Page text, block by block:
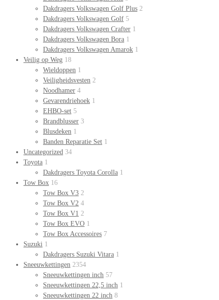
Dakdragers Volkswagen Golf Plus 2
Dakdragers Volkswagen Golf 5
Dakdragers Volkswagen Crafter 1
Dakdragers Volkswagen Bora 1
Dakdragers Volkswagen Amarok 1
Veilig op Weg 18
Wieldoppen 1
Veiligheidsvesten 2
Noodhamer 4
Gevarendriehoek 1
EHBO-set 5
Brandblusser 3
Blusdeken 1
Banden Reparatie Set 1
Uncategorized 34
Toyota 1
Dakdragers Toyota Corolla 1
Tow Box 16
Tow Box V3 2
Tow Box V2 4
Tow Box V1 2
Tow Box EVO 1
Tow Box Accessoires 7
Suzuki 1
Dakdragers Suzuki Vitara 1
Sneeuwkettingen 2354
Sneeuwkettingen inch 57
Sneeuwkettingen 22,5 inch 1
Sneeuwkettingen 22 inch 8